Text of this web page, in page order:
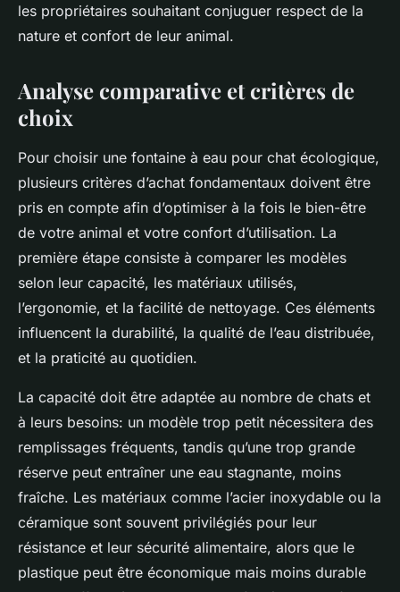
les propriétaires souhaitant conjuguer respect de la
nature et confort de leur animal.
Analyse comparative et critères de
choix
Pour choisir une fontaine à eau pour chat écologique,
plusieurs critères d’achat fondamentaux doivent être
pris en compte afin d’optimiser à la fois le bien-être
de votre animal et votre confort d’utilisation. La
première étape consiste à comparer les modèles
selon leur capacité, les matériaux utilisés,
l’ergonomie, et la facilité de nettoyage. Ces éléments
influencent la durabilité, la qualité de l’eau distribuée,
et la praticité au quotidien.
La capacité doit être adaptée au nombre de chats et
à leurs besoins: un modèle trop petit nécessitera des
remplissages fréquents, tandis qu’une trop grande
réserve peut entraîner une eau stagnante, moins
fraîche. Les matériaux comme l’acier inoxydable ou la
céramique sont souvent privilégiés pour leur
résistance et leur sécurité alimentaire, alors que le
plastique peut être économique mais moins durable